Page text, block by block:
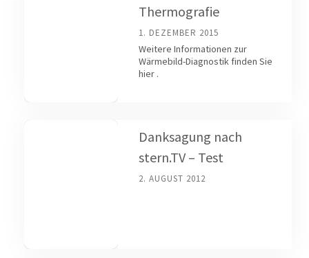
Thermografie
1. DEZEMBER 2015
Weitere Informationen zur
Wärmebild-Diagnostik finden Sie
hier .
Danksagung nach
stern.TV – Test
2. AUGUST 2012